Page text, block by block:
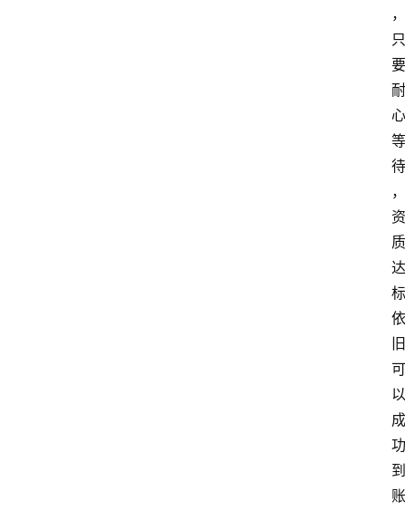
，
只
要
耐
心
等
待
，
资
质
达
标
依
旧
可
以
成
功
到
账